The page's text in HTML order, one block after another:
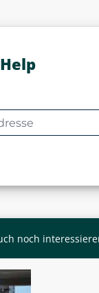
noch